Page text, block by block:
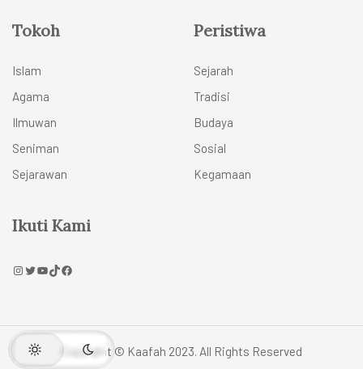
Tokoh
Islam
Agama
Ilmuwan
Seniman
Sejarawan
Peristiwa
Sejarah
Tradisi
Budaya
Sosial
Kegamaan
Ikuti Kami
Copyright © Kaafah 2023. All Rights Reserved